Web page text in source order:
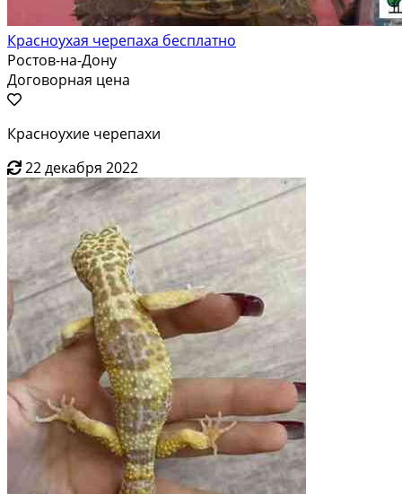
Красноухая черепаха бесплатно
Ростов-на-Дону
Договорная цена
Красноухие черепахи
22 декабря 2022